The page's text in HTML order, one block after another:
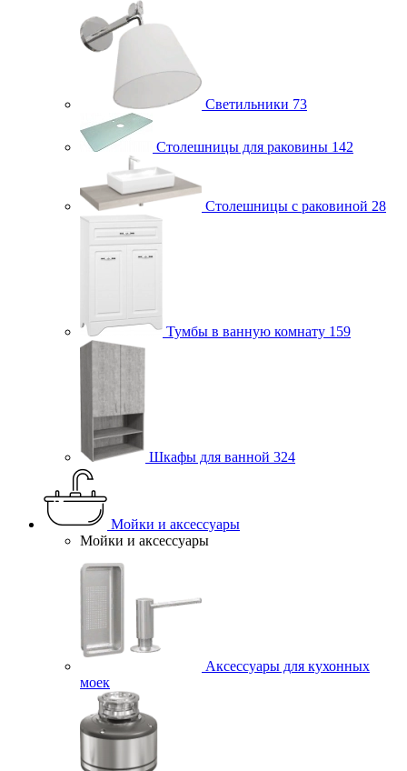
Светильники 73
Столешницы для раковины 142
Столешницы с раковиной 28
Тумбы в ванную комнату 159
Шкафы для ванной 324
Мойки и аксессуары
Мойки и аксессуары
Аксессуары для кухонных
моек